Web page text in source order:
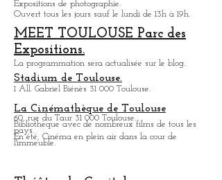
Galerie le château d'eau
1 Place Laganne 31 300 Toulouse.
Expositions de photographie.
Ouvert tous les jours sauf le lundi de 13h à 19h.
MEET TOULOUSE Parc des
Expositions.
Stadium de Toulouse.
1 All. Gabriel Biénès 31 000 Toulouse.
La Cinémathèque de Toulouse
l'immeuble.